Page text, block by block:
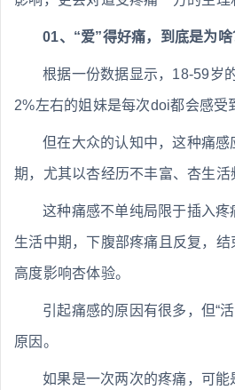
01、“爱”得好痛，到底是为啥
根据一份数据显示，18-59岁
2%左右的姐妹是每次doi都会感受
但在大众的认知中，这种痛感
期，尤其以杏经历不丰富、杏生活
这种痛感不单纯局限于插入
生活中期，下腹部疼痛且反复，结
高度影响杏体验。
引起痛感的原因有很多，但“
原因。
如果是一次两次的疼痛，可能